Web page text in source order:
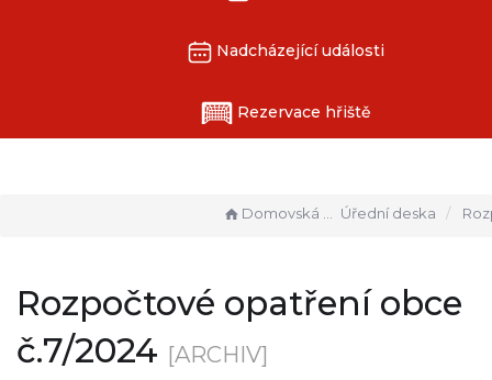
Nadcházející události
Rezervace hřiště
Domovská stránka Úřední deska
Rozpočtové opatření obce
č.7/2024 [ARCHIV]